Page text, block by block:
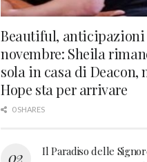
Beautiful, anticipazioni
novembre: Sheila
sola in casa di Deacon,
Hope sta per arrivare
0 SHARES
Il Paradiso delle